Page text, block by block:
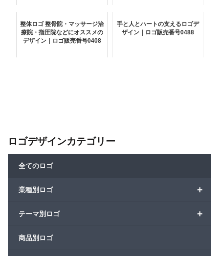
整体ロゴ 整骨院・マッサージ治
療院・指圧院などにオススメの
デザイン｜ロゴ販売番号0408
手と人とハートの支えるロゴデ
ザイン｜ロゴ販売番号0488
ロゴデザインカテゴリー
全てのロゴ
+
業種別ロゴ
+
テーマ別ロゴ
商品別ロゴ